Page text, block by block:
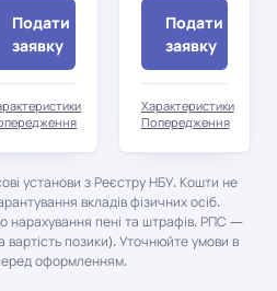
Подати
заявку
Подати
заявку
Характеристики
Попередження
установи з Реєстру НБУ. Кошти не
вкладів фізичних осіб.
нарахування пені та штрафів. РПС —
вартість позики). Уточнюйте умови в
оформленням.